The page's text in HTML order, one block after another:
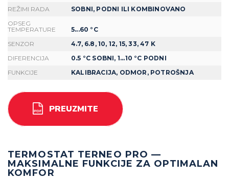
REŽIMI RADA
SOBNI, PODNI ILI KOMBINOVANO
OPSEG
TEMPERATURE
5...60 °С
SENZOR
4.7, 6.8, 10, 12, 15, 33, 47 K
DIFERENCIJA
0.5 °C SOBNI, 1...10 °С PODNI
FUNKCIJE
KALIBRACIJA, ODMOR, POTROŠNJA
PREUZMITE
TERMOSTAT TERNEO PRO —
MAKSIMALNE FUNKCIJE ZA OPTIMALAN
KOMFOR